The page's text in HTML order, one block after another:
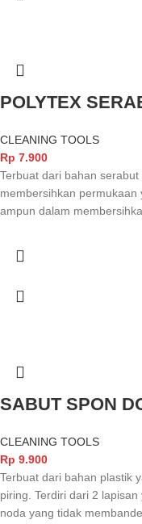
POLYTEX
CLEANING TOOLS
Rp 7.900
Terbuat dari bahan
membersihkan
ampun dalam
SABUT SPON
CLEANING TOOLS
Rp 9.900
Terbuat dari bahan plastik
piring. Terdiri dari 2
noda yang tidak